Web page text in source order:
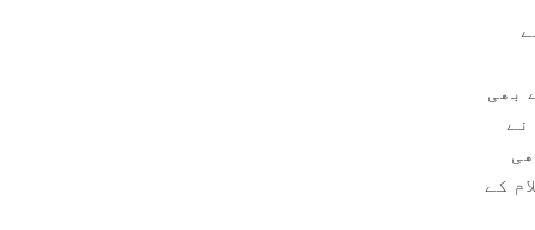
بھی
نے
کے